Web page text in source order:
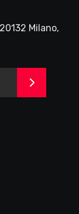
Milano,
>